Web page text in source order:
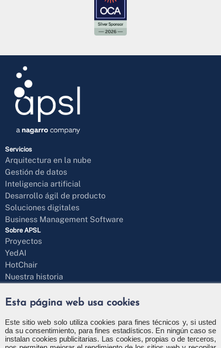
Servicios
Arquitectura en la nube
Gestión de datos
Inteligencia artificial
Desarrollo ágil de producto
Soluciones digitales
Business Management Software
Sobre APSL
Proyectos
YedAI
HotChair
Nuestra historia
Blog
Formulario de contacto
+34 971 43 97 71
info@apsl.net
Esta página web usa cookies
Este sitio web solo utiliza cookies para fines técnicos y, si usted
da su consentimiento, para fines estadísticos. En ningún caso se
instalan cookies publicitarias. Las cookies, propias o de terceros,